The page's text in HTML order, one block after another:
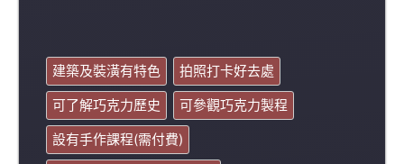
建築及裝潢有特色
拍照打卡好去處
可了解巧克力歷史
可參觀巧克力製程
設有手作課程(需付費)